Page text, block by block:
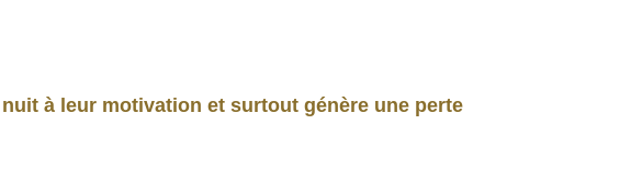
à leur motivation et surtout génère une perte